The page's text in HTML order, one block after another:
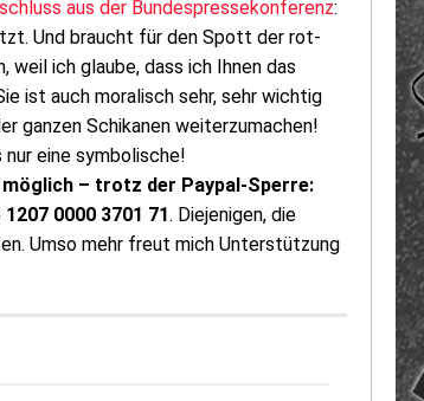
aus der Bundespressekonferenz:
Und braucht für den Spott der rot-
ich glaube, dass ich Ihnen das
ist auch moralisch sehr, sehr wichtig
ganzen Schikanen weiterzumachen!
nur eine symbolische!
– trotz der Paypal-Sperre:
0000 3701 71. Diejenigen, die
Umso mehr freut mich Unterstützung